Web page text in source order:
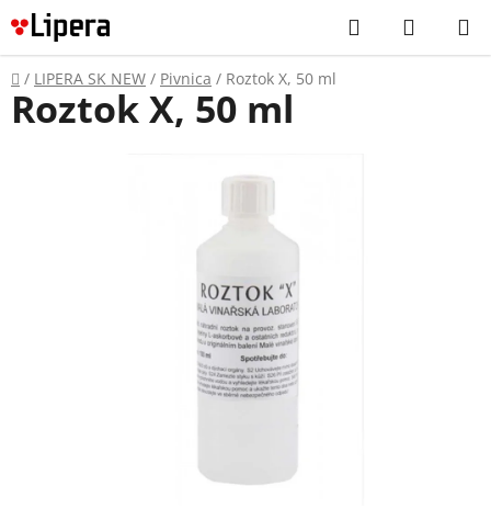
Prejsť
na
obsah
Hľadať
KOŠÍK
Domov
/ LIPERA SK NEW / Pivnica / Roztok X, 50 ml
Roztok X, 50 ml